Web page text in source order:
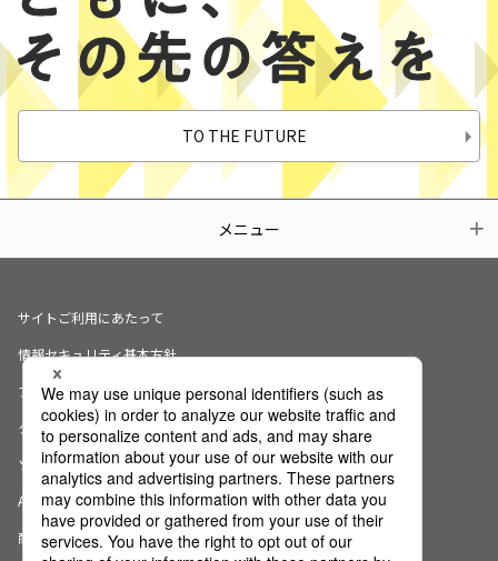
TO THE FUTURE
メニュー
サイトご利用にあたって
情報セキュリティ基本方針
プライバシーポリシー
クッキーの使用について
ソーシャルメディアポリシー
AI倫理宣言
商標・登録商標について